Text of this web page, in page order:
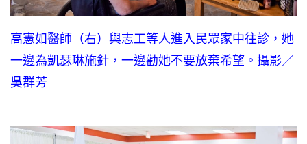
高憲如醫師（右）與志工等人進入民眾家中往診，她
一邊為凱瑟琳施針，一邊勸她不要放棄希望。攝影／
吳群芳